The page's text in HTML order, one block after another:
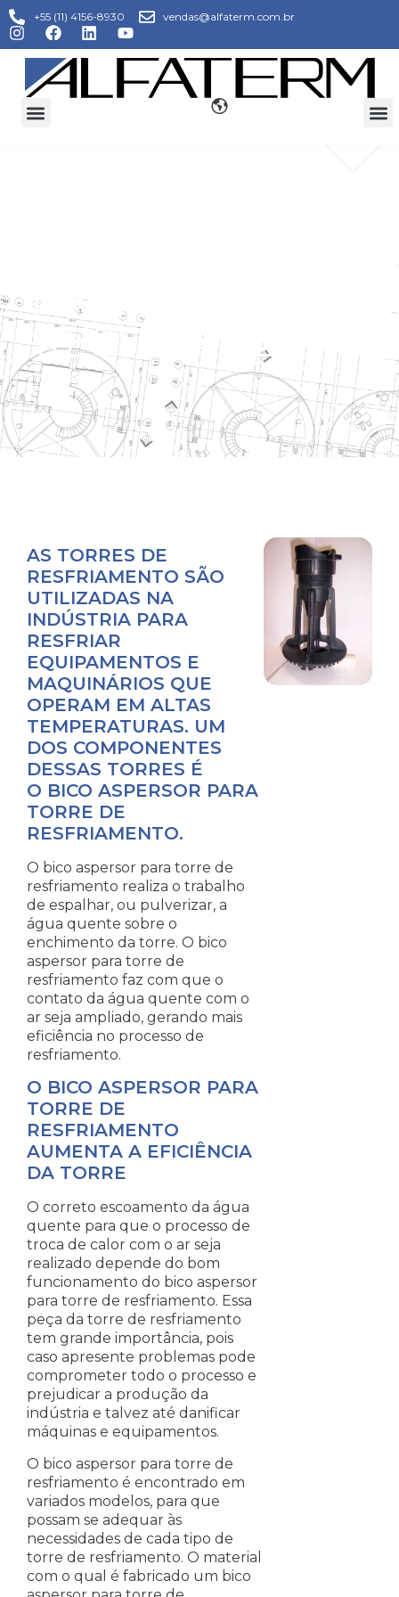
+55 (11) 4156-8930 vendas@alfaterm.com.br
PARA TORRE DE
RESFRIAMENTO
AS TORRES DE
RESFRIAMENTO SÃO
UTILIZADAS NA
INDÚSTRIA PARA
RESFRIAR
EQUIPAMENTOS E
MAQUINÁRIOS QUE
OPERAM EM ALTAS
TEMPERATURAS. UM
DOS COMPONENTES
DESSAS TORRES É
O BICO ASPERSOR PARA
TORRE DE
RESFRIAMENTO.
O bico aspersor para torre de
resfriamento realiza o trabalho
de espalhar, ou pulverizar, a
água quente sobre o
enchimento da torre. O bico
aspersor para torre de
resfriamento faz com que o
contato da água quente com o
ar seja ampliado, gerando mais
eficiência no processo de
resfriamento.
O BICO ASPERSOR PARA
TORRE DE
RESFRIAMENTO
AUMENTA A EFICIÊNCIA
DA TORRE
O correto escoamento da água
quente para que o processo de
troca de calor com o ar seja
realizado depende do bom
funcionamento do bico aspersor
para torre de resfriamento. Essa
peça da torre de resfriamento
tem grande importância, pois
caso apresente problemas pode
comprometer todo o processo e
prejudicar a produção da
indústria e talvez até danificar
máquinas e equipamentos.
O bico aspersor para torre de
resfriamento é encontrado em
variados modelos, para que
possam se adequar às
necessidades de cada tipo de
torre de resfriamento. O material
com o qual é fabricado um bico